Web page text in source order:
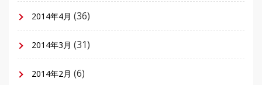
2014年4月 (36)
2014年3月 (31)
2014年2月 (6)